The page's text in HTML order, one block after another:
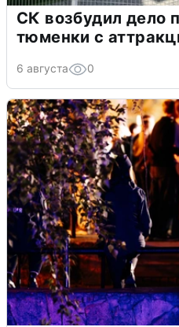
СК возбудил дело
тюменки с
6 августа 0